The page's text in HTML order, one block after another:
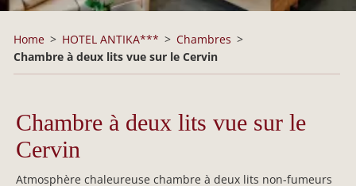
Home HOTEL ANTIKA***
Chambres
Chambre à deux lits vue sur le Cervin
Chambre à deux lits vue sur le
Cervin
Atmosphère chaleureuse chambre à deux lits non-fumeurs